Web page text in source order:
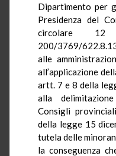
Dipartimento per
Presidenza del
circolare
200/3769/
alle
all’applicazione
artt. 7 e 8 della
alla
Consigli
della legge 15
tutela delle
la conseguenza